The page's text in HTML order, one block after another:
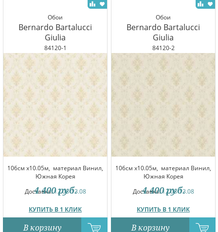
Обои
Bernardo Bartalucci
Giulia
84120-1
106см x10.05м, материал Винил,
Южная Корея
Доставка:12.08-13.08
КУПИТЬ В 1 КЛИК
4 400 руб.
В корзину
Обои
Bernardo Bartalucci
Giulia
84120-2
106см x10.05м, материал Винил,
Южная Корея
Доставка:12.08-13.08
КУПИТЬ В 1 КЛИК
4 400 руб.
В корзину